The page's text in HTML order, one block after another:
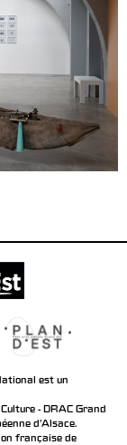
est un
- DRAC Grand
d’Alsace.
française de